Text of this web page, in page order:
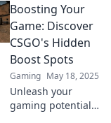
ultimate boost
spots to elevate
your aim and
dominate the
competition. Don't
miss these secrets!
Boosting Your
Game: Discover
CSGO's Hidden
Boost Spots
Gaming May 18, 2025
Unleash your
gaming potential!